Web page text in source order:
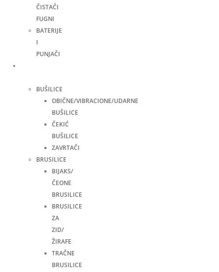
ČISTAČI
FUGNI
BATERIJE
I
PUNJAČI
BUŠILICE
OBIČNE/VIBRACIONE/UDARNE
BUŠILICE
ČEKIĆ
BUŠILICE
ZAVRTAČI
BRUSILICE
BIJAKS/
ČEONE
BRUSILICE
BRUSILICE
ZA
ZID/
ŽIRAFE
TRAČNE
BRUSILICE